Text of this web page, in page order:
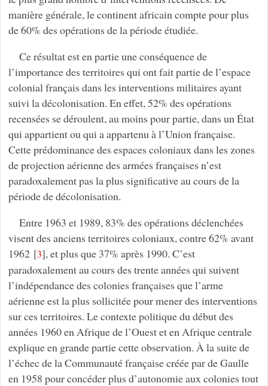
manière générale, le continent africain compte pour plus
de 60% des opérations de la période étudiée.
Ce résultat est en partie une conséquence de
l’importance des territoires qui ont fait partie de l’espace
colonial français dans les interventions militaires ayant
suivi la décolonisation. En effet, 52% des opérations
recensées se déroulent, au moins pour partie, dans un État
qui appartient ou qui a appartenu à l’Union française.
Cette prédominance des espaces coloniaux dans les zones
de projection aérienne des armées françaises n’est
paradoxalement pas la plus significative au cours de la
période de décolonisation.
Entre 1963 et 1989, 83% des opérations déclenchées
visent des anciens territoires coloniaux, contre 62% avant
1962[3], et plus que 37% après 1990. C’est
paradoxalement au cours des trente années qui suivent
l’indépendance des colonies françaises que l’arme
aérienne est la plus sollicitée pour mener des interventions
sur ces territoires. Le contexte politique du début des
années 1960 en Afrique de l’Ouest et en Afrique centrale
explique en grande partie cette observation. À la suite de
l’échec de la Communauté française créée par de Gaulle
en 1958 pour concéder plus d’autonomie aux colonies tout